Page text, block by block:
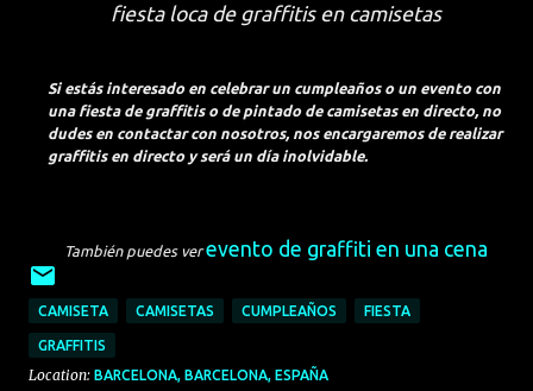
fiesta loca de graffitis en camisetas
Si estás interesado en celebrar un cumpleaños o un evento con
una fiesta de graffitis o de pintado de camisetas en directo, no
dudes en contactar con nosotros, nos encargaremos de realizar
graffitis en directo y será un día inolvidable.
También puedes verevento de graffiti en una cena
CAMISETA CAMISETAS CUMPLEAÑOS FIESTA
GRAFFITIS
Location: BARCELONA, BARCELONA, ESPAÑA